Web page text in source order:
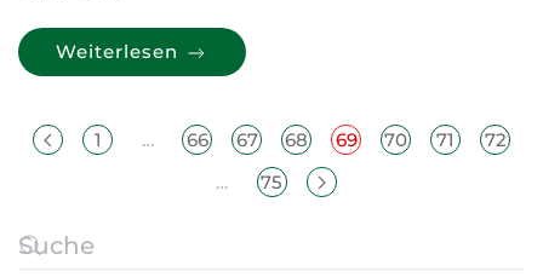
Weiterlesen
1 … 66 67 68 69 70 71
72
…
75